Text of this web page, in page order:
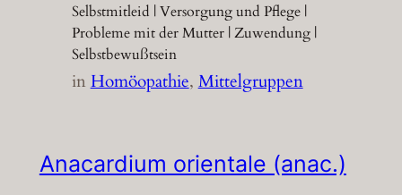
Selbstmitleid | Versorgung und Pflege |
Probleme mit der Mutter | Zuwendung |
Selbstbewußtsein
inHomöopathie, Mittelgruppen
Anacardium orientale (anac.)